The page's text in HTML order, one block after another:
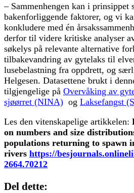
‒ Sammenhengen kan i prinsippet
bakenforliggende faktorer, og vi
konkludere med én
derfor til videre kritiske analyser
søkelys på relevante alternative
tilbakevandring av gytelaks til
lusebelastning fra oppdrett, og
Helgesen. Datasettene brukt i
tilgjengelige på Overvåking av
sjøørret (NINA) og Laksefangst
Les den vitenskapelige artikkelen:
on numbers and size
populations returning to spawn
rivers https://
2664.70212
Del dette: